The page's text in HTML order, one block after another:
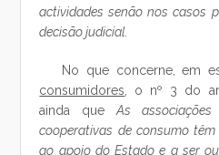
actividades senão nos casos
decisão judicial.
No que concerne, em
consumidores , o nº 3 do
ainda que As
cooperativas de consumo
ao apoio do Estado e a ser